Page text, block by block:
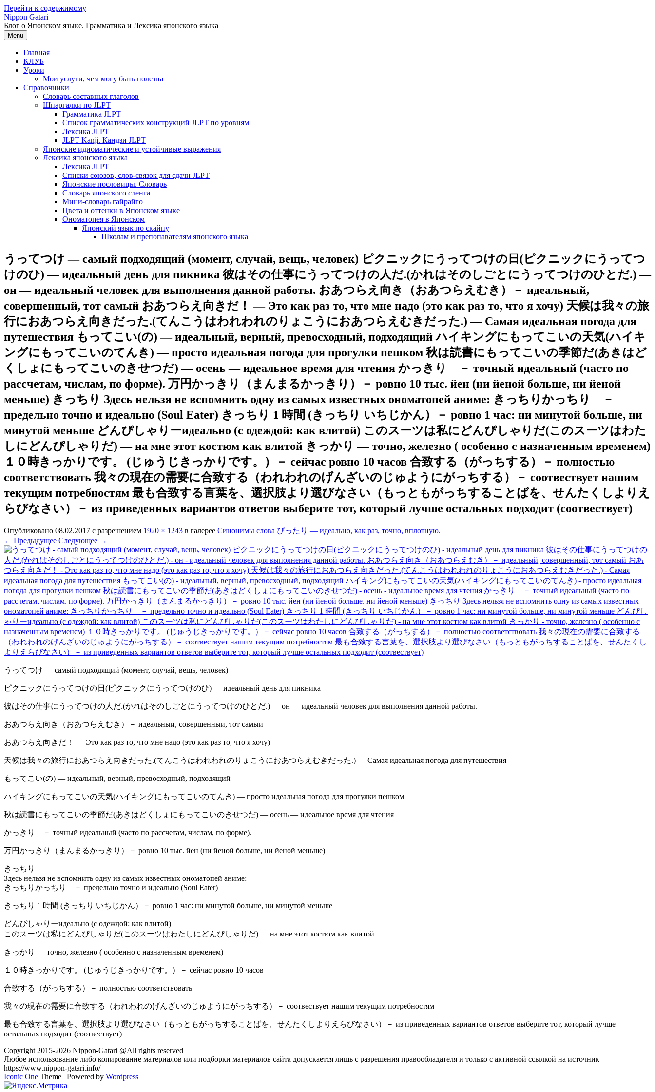
Перейти к содержимому
Nippon Gatari
Блог о Японском языке. Грамматика и Лексика японского языка
Menu
Главная
КЛУБ
Уроки
Мои услуги, чем могу быть полезна
Справочники
Словарь составных глаголов
Шпаргалки по JLPT
Грамматика JLPT
Список грамматических конструкций JLPT по уровням
Лексика JLPT
JLPT Kanji. Кандзи JLPT
Японские идиоматические и устойчивые выражения
Лексика японского языка
Лексика JLPT
Списки союзов, слов-связок для сдачи JLPT
Японские пословицы. Словарь
Словарь японского сленга
Мини-словарь гайрайго
Цвета и оттенки в Японском языке
Ономатопея в Японском
Японский язык по скайпу
Школам и препопавателям японского языка
うってつけ — самый подходящий (момент, случай, вещь, человек) ピクニックにうってつけの日(ピクニックにうってつ
けのひ) — идеальный день для пикника 彼はその仕事にうってつけの人だ.(かれはそのしごとにうってつけのひとだ.) —
он — идеальный человек для выполнения данной работы. おあつらえ向き（おあつらえむき）－ идеальный,
совершенный, тот самый おあつらえ向きだ！ — Это как раз то, что мне надо (это как раз то, что я хочу) 天候は我々の旅
行におあつらえ向きだった.(てんこうはわれわれのりょこうにおあつらえむきだった.) — Самая идеальная погода для
путешествия もってこい(の) — идеальный, верный, превосходный, подходящий ハイキングにもってこいの天気(ハイキ
ングにもってこいのてんき) — просто идеальная погода для прогулки пешком 秋は読書にもってこいの季節だ(あきはど
くしょにもってこいのきせつだ) — осень — идеальное время для чтения かっきり － точный идеальный (часто по
рассчетам, числам, по форме). 万円かっきり（まんまるかっきり）－ ровно 10 тыс. йен (ни йеной больше, ни йеной
меньше) きっちり Здесь нельзя не вспомнить одну из самых известных ономатопей аниме: きっちりかっちり －
предельно точно и идеально (Soul Eater) きっちり 1 時間 (きっちり いちじかん）－ ровно 1 час: ни минутой больше, ни
минутой меньше どんぴしゃりーидеально (с одеждой: как влитой) このスーツは私にどんぴしゃりだ(このスーツはわた
しにどんぴしゃりだ) — на мне этот костюм как влитой きっかり — точно, железно ( особенно с назначенным временем)
１０時きっかりです。 (じゅうじきっかりです。）－ сейчас ровно 10 часов 合致する（がっちする）－ полностью
соответствовать 我々の現在の需要に合致する（われわれのげんざいのじゅようにがっちする）－ соотвествует нашим
текущим потребностям 最も合致する言葉を、選択肢より選びなさい（もっともがっちすることばを、せんたくしよりえ
らびなさい）－ из приведенных вариантов ответов выберите тот, который лучше остальных подходит (соотвествует)
Опубликовано 08.02.2017 с разрешением 1920 × 1243 в галерее Синонимы слова ぴったり — идеально, как раз, точно, вплотную.
← Предыдущее Следующее →
うってつけ — самый подходящий (момент, случай, вещь, человек)
ピクニックにうってつけの日(ピクニックにうってつけのひ) — идеальный день для пикника
彼はその仕事にうってつけの人だ.(かれはそのしごとにうってつけのひとだ.) — он — идеальный человек для выполнения данной работы.
おあつらえ向き（おあつらえむき）－ идеальный, совершенный, тот самый
おあつらえ向きだ！ — Это как раз то, что мне надо (это как раз то, что я хочу)
天候は我々の旅行におあつらえ向きだった.(てんこうはわれわれのりょこうにおあつらえむきだった.) — Самая идеальная погода для путешествия
もってこい(の) — идеальный, верный, превосходный, подходящий
ハイキングにもってこいの天気(ハイキングにもってこいのてんき) — просто идеальная погода для прогулки пешком
秋は読書にもってこいの季節だ(あきはどくしょにもってこいのきせつだ) — осень — идеальное время для чтения
かっきり － точный идеальный (часто по рассчетам, числам, по форме).
万円かっきり（まんまるかっきり）－ ровно 10 тыс. йен (ни йеной больше, ни йеной меньше)
きっちり
Здесь нельзя не вспомнить одну из самых известных ономатопей аниме:
きっちりかっちり － предельно точно и идеально (Soul Eater)
きっちり 1 時間 (きっちり いちじかん）－ ровно 1 час: ни минутой больше, ни минутой меньше
どんぴしゃりーидеально (с одеждой: как влитой)
このスーツは私にどんぴしゃりだ(このスーツはわたしにどんぴしゃりだ) — на мне этот костюм как влитой
きっかり — точно, железно ( особенно с назначенным временем)
１０時きっかりです。 (じゅうじきっかりです。）－ сейчас ровно 10 часов
合致する（がっちする）－ полностью соответствовать
我々の現在の需要に合致する（われわれのげんざいのじゅようにがっちする）－ соотвествует нашим текущим потребностям
最も合致する言葉を、選択肢より選びなさい（もっともがっちすることばを、せんたくしよりえらびなさい）－ из приведенных вариантов ответов выберите тот, который лучше
остальных подходит (соотвествует)
Copyright 2015-2026 Nippon-Gatari @All rights reserved
Любое использование либо копирование материалов или подборки материалов сайта допускается лишь с разрешения правообладателя и только с активной ссылкой на источник
https://www.nippon-gatari.info/
Iconic One Theme | Powered by Wordpress